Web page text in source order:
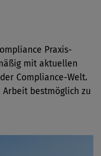
Praxis-
mit aktuellen
Compliance-Welt.
bestmöglich zu